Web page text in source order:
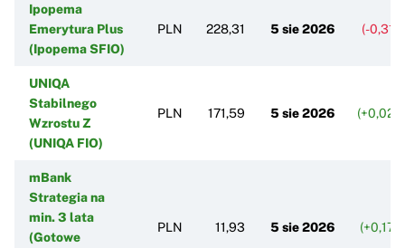
Ipopema
Emerytura Plus
(Ipopema SFIO)
PLN 228,31 5 sie 2026 (-
UNIQA
Stabilnego
Wzrostu Z
(UNIQA FIO)
PLN 171,59 5 sie 2026
mBank
Strategia na
min. 3 lata
(Gotowe
PLN 11,93 5 sie 2026